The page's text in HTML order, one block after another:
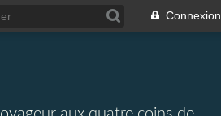
Connexion